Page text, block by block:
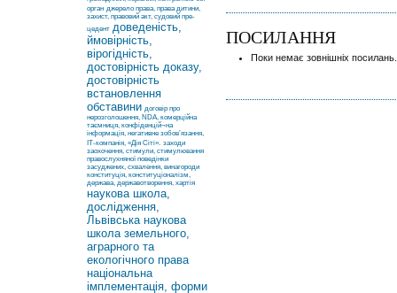
орган джерело права, права дитини,
захист, правовий акт, судовий пре-
цедент доведеність,
ймовірність,
вірогідність,
достовірність доказу,
достовірність
встановлення
обставини договір про
нерозголошення, NDA, комерційна
таємниця, конфіденцій¬на
інформація, негативне зобов’язання,
ІТ-компанія, «Дія Сіті». заходи
заохочення, стимули, стимулювання
правослухняної поведінки
засуджених, схвалення, винагороди
конституція, конституціоналізм,
держава, державотворення, хартія
наукова школа,
дослідження,
Львівська наукова
школа земельного,
аграрного та
екологічного права
національна
імплементація, форми
ПОСИЛАННЯ
Поки немає зовнішніх посилань.